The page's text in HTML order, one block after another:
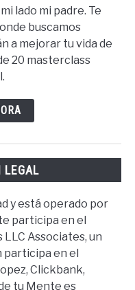
lado mi padre. Te
buscamos
a mejorar tu vida de
20 masterclass
LEGAL
y está operado por
participa en el
Associates, un
participa en el
Clickbank,
tu Mente es